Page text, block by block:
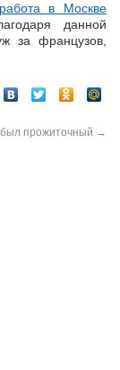
в Москве
данной
за французов,
был прожиточный →